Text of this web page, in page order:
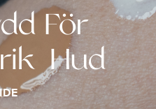
För
Hud